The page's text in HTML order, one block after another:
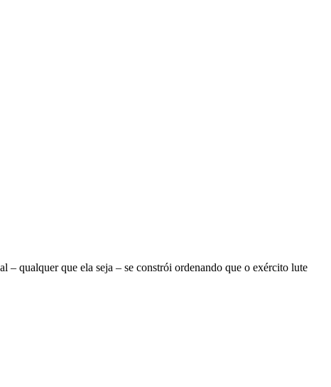
– qualquer que ela seja – se constrói ordenando que o exército lute